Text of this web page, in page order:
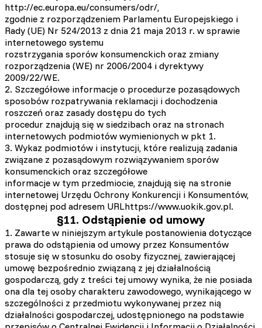
http://ec.europa.eu/consumers/odr/,
zgodnie z rozporządzeniem Parlamentu Europejskiego i
Rady (UE) Nr 524/2013 z dnia 21 maja 2013 r. w sprawie
internetowego systemu
rozstrzygania sporów konsumenckich oraz zmiany
rozporządzenia (WE) nr 2006/2004 i dyrektywy
2009/22/WE.
2. Szczegółowe informacje o procedurze pozasądowych
sposobów rozpatrywania reklamacji i dochodzenia
roszczeń oraz zasady dostępu do tych
procedur znajdują się w siedzibach oraz na stronach
internetowych podmiotów wymienionych w pkt 1.
3. Wykaz podmiotów i instytucji, które realizują zadania
związane z pozasądowym rozwiązywaniem sporów
konsumenckich oraz szczegółowe
informacje w tym przedmiocie, znajdują się na stronie
internetowej Urzędu Ochrony Konkurencji i Konsumentów,
dostępnej pod adresem URLhttps://www.uokik.gov.pl.
§11. Odstąpienie od umowy
1. Zawarte w niniejszym artykule postanowienia dotyczące
prawa do odstąpienia od umowy przez Konsumentów
stosuje się w stosunku do osoby fizycznej, zawierającej
umowę bezpośrednio związaną z jej działalnością
gospodarczą, gdy z treści tej umowy wynika, że nie posiada
ona dla tej osoby charakteru zawodowego, wynikającego w
szczególności z przedmiotu wykonywanej przez nią
działalności gospodarczej, udostępnionego na podstawie